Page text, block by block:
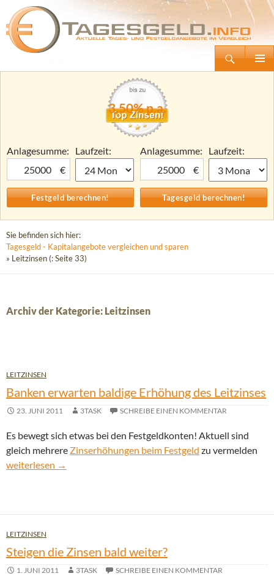
Tagesgeld.info – Tagesgeldkonten vergleichen und Tagesgeld-Zinsen berechnen
Zum
3,50% p.a.
Anlagesumme:
€
Laufzeit:
Anlagesumme:
€
Laufzeit:
Sie befinden sich hier:
Tagesgeld - Kapitalangebote vergleichen und sparen
» Leitzinsen (: Seite 33)
Archiv der Kategorie: Leitzinsen
LEITZINSEN
Banken erwarten baldige Erhöhung des Leitzinses
23. JUNI 2011 3TASK SCHREIBE EINEN KOMMENTAR
Es bewegt sich etwas bei den Festgeldkonten! Aktuell sind
gleich mehrere Zinserhöhungen beim Festgeld zu vermelden
Banken erwarten baldige Erhöhung des Leitzinses
weiterlesen →
LEITZINSEN
Steigen die Zinsen bald weiter?
1. JUNI 2011 3TASK SCHREIBE EINEN KOMMENTAR